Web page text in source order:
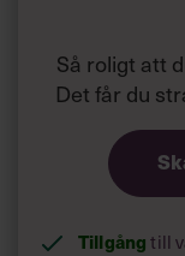
Så roligt att
Det får du
Tillgång till